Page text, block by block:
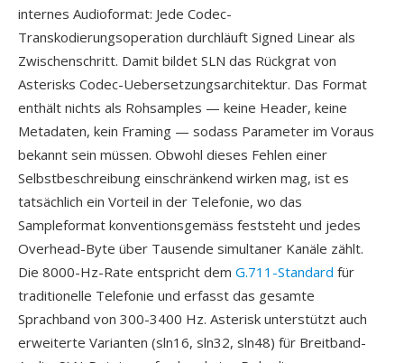
internes Audioformat: Jede Codec-
Transkodierungsoperation durchläuft Signed Linear als
Zwischenschritt. Damit bildet SLN das Rückgrat von
Asterisks Codec-Uebersetzungsarchitektur. Das Format
enthält nichts als Rohsamples — keine Header, keine
Metadaten, kein Framing — sodass Parameter im Voraus
bekannt sein müssen. Obwohl dieses Fehlen einer
Selbstbeschreibung einschränkend wirken mag, ist es
tatsächlich ein Vorteil in der Telefonie, wo das
Sampleformat konventionsgemäss feststeht und jedes
Overhead-Byte über Tausende simultaner Kanäle zählt.
Die 8000-Hz-Rate entspricht dem G.711-Standard für
traditionelle Telefonie und erfasst das gesamte
Sprachband von 300-3400 Hz. Asterisk unterstützt auch
erweiterte Varianten (sln16, sln32, sln48) für Breitband-